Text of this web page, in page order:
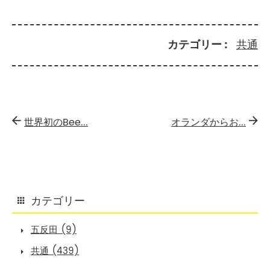
カテゴリー 共通
世界初のBee... オランダからお...
カテゴリー
五反田 (9)
共通 (439)